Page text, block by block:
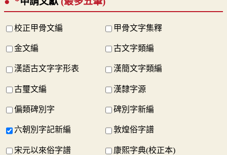
校正甲骨文編 甲骨文字集釋
金文編 古文字類編
漢語古文字字形表 漢簡文字類編
古璽文編 漢隸字源
偏類碑別字 碑別字新編
六朝別字記新編 敦煌俗字譜
宋元以來俗字譜 康熙字典(校正本)